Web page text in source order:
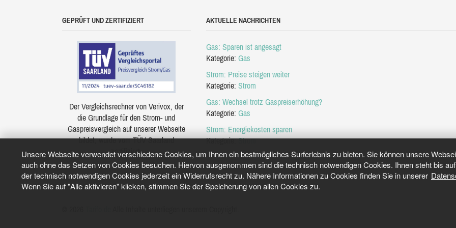
Unsere Webseite verwendet verschiedene Cookies, um Ihnen ein bestmögliches Surferlebnis zu bieten. Sie können unsere
auch ohne das Setzen von Cookies besuchen. Hiervon ausgenommen sind die technisch notwendigen Cookies. Ihnen steht bis
der technisch notwendigen Cookies jederzeit ein Widerrufsrecht zu. Nähere Informationen zu Cookies finden Sie in unserer
Wenn Sie auf "Alle aktivieren" klicken, stimmen Sie der Speicherung von allen Cookies zu.
GEPRÜFT UND ZERTIFIZIERT
Der Vergleichsrechner von Verivox, der
die Grundlage für den Strom- und
Gaspreisvergleich auf unserer Webseite
bildet, wurde vom TÜV Saarland
zertifiziert.
AKTUELLE NACHRICHTEN
Gas: Sparen ist angesagt
Kategorie: Gas
Strom: Preise steigen weiter
Kategorie: Strom
Gas: Wechsel trotz Gaspreiserhöhung?
Kategorie: Gas
Strom: Energiekosten sparen
Kategorie:Strom